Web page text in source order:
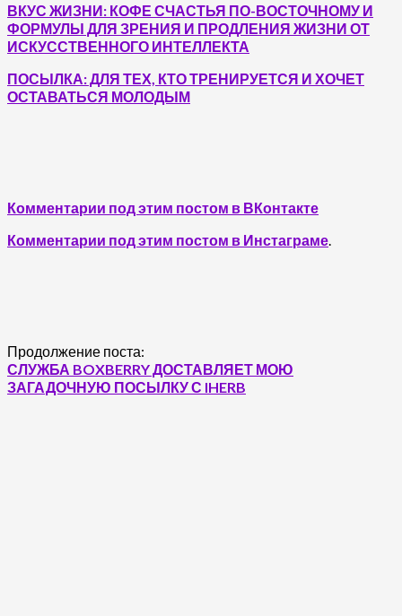
ВКУС ЖИЗНИ: КОФЕ СЧАСТЬЯ ПО-ВОСТОЧНОМУ И
ФОРМУЛЫ ДЛЯ ЗРЕНИЯ И ПРОДЛЕНИЯ ЖИЗНИ ОТ
ИСКУССТВЕННОГО ИНТЕЛЛЕКТА
ПОСЫЛКА: ДЛЯ ТЕХ, КТО ТРЕНИРУЕТСЯ И ХОЧЕТ
ОСТАВАТЬСЯ МОЛОДЫМ
Комментарии под этим постом в ВКонтакте
Комментарии под этим постом в Инстаграме.
Продолжение поста:
СЛУЖБА BOXBERRY ДОСТАВЛЯЕТ МОЮ
ЗАГАДОЧНУЮ ПОСЫЛКУ С IHERB